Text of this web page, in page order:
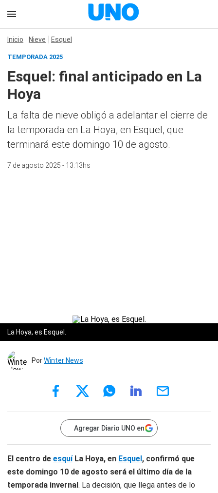
Inicio Nieve Esquel
TEMPORADA 2025
Esquel: final anticipado en La
Hoya
La falta de nieve obligó a adelantar el cierre de
la temporada en La Hoya, en Esquel, que
terminará este domingo 10 de agosto.
7 de agosto 2025 - 13:13hs
La Hoya, es Esquel.
PorWinter News
Agregar Diario UNO en
El centro de esquíLa Hoya, en Esquel, confirmó que
este domingo 10 de agosto será el último día de la
temporada invernal. La decisión, que llega antes de lo